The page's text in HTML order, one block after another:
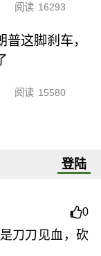
阅读 16293
这脚刹车，
阅读 15580
登陆
0
刀刀见血，砍